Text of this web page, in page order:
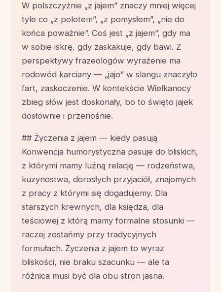
W polszczyźnie „z jajem” znaczy mniej więcej
tyle co „z polotem”, „z pomysłem”, „nie do
końca poważnie”. Coś jest „z jajem”, gdy ma
w sobie iskrę, gdy zaskakuje, gdy bawi. Z
perspektywy frazeologów wyrażenie ma
rodowód karciany — „jajo” w slangu znaczyło
fart, zaskoczenie. W kontekście Wielkanocy
zbieg słów jest doskonały, bo to święto jajek
dosłownie i przenośnie.
## Życzenia z jajem — kiedy pasują
Konwencja humorystyczna pasuje do bliskich,
z którymi mamy luźną relację — rodzeństwa,
kuzynostwa, dorosłych przyjaciół, znajomych
z pracy z którymi się dogadujemy. Dla
starszych krewnych, dla księdza, dla
teściowej z którą mamy formalne stosunki —
raczej zostańmy przy tradycyjnych
formułach. Życzenia z jajem to wyraz
bliskości, nie braku szacunku — ale ta
różnica musi być dla obu stron jasna.